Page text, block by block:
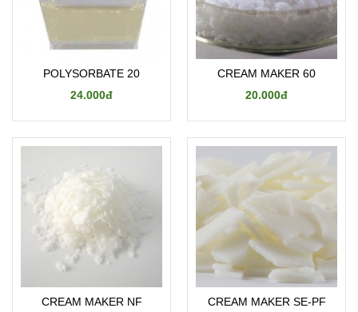
POLYSORBATE 20
24.000đ
CREAM MAKER 60
20.000đ
CREAM MAKER NF
CREAM MAKER SE-PF